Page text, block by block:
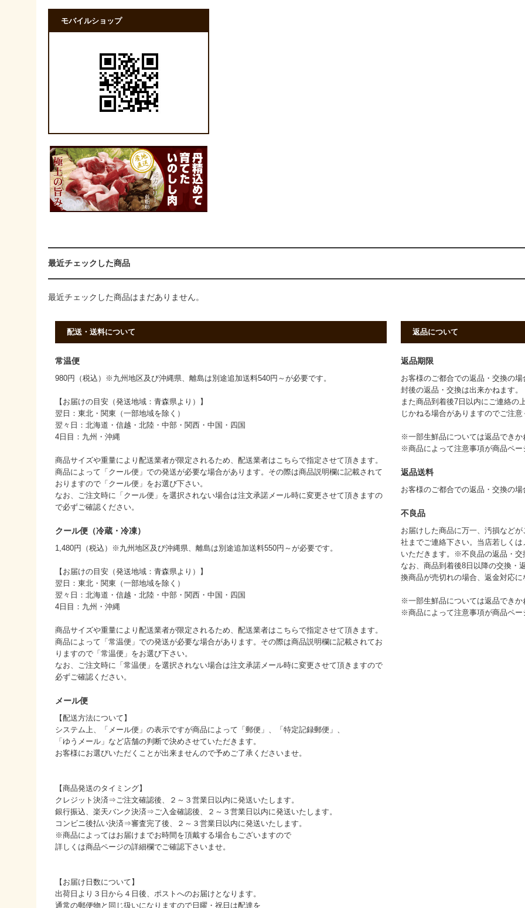
モバイルショップ
最近チェックした商品
最近チェックした商品はまだありません。
配送・送料について
常温便
980円（税込）※九州地区及び沖縄県、離島は別途追加送料540円～が必要です。
【お届けの目安（発送地域：青森県より）】
翌日：東北・関東（一部地域を除く）
翌々日：北海道・信越・北陸・中部・関西・中国・四国
4日目：九州・沖縄
商品サイズや重量により配送業者が限定されるため、配送業者はこちらで指定させて頂きます。
商品によって「クール便」での発送が必要な場合があります。その際は商品説明欄に記載されて
おりますので「クール便」をお選び下さい。
なお、ご注文時に「クール便」を選択されない場合は注文承諾メール時に変更させて頂きますの
で必ずご確認ください。
クール便（冷蔵・冷凍）
1,480円（税込）※九州地区及び沖縄県、離島は別途追加送料550円～が必要です。
【お届けの目安（発送地域：青森県より）】
翌日：東北・関東（一部地域を除く）
翌々日：北海道・信越・北陸・中部・関西・中国・四国
4日目：九州・沖縄
商品サイズや重量により配送業者が限定されるため、配送業者はこちらで指定させて頂きます。
商品によって「常温便」での発送が必要な場合があります。その際は商品説明欄に記載されてお
りますので「常温便」をお選び下さい。
なお、ご注文時に「常温便」を選択されない場合は注文承諾メール時に変更させて頂きますので
必ずご確認ください。
メール便
【配送方法について】
システム上、「メール便」の表示ですが商品によって「郵便」、「特定記録郵便」、
「ゆうメール」など店舗の判断で決めさせていただきます。
お客様にお選びいただくことが出来ませんので予めご了承くださいませ。
【商品発送のタイミング】
クレジット決済⇒ご注文確認後、２～３営業日以内に発送いたします。
銀行振込、楽天バンク決済⇒ご入金確認後、２～３営業日以内に発送いたします。
コンビニ後払い決済⇒審査完了後、２～３営業日以内に発送いたします。
※商品によってはお届けまでお時間を頂戴する場合もございますので
詳しくは商品ページの詳細欄でご確認下さいませ。
【お届け日数について】
出荷日より３日から４日後、ポストへのお届けとなります。
通常の郵便物と同じ扱いになりますので日曜・祝日は配達を
返品について
返品期限
お客様のご都合での返品・交換の
封後の返品・交換は出来かねます。
また商品到着後7日以内にご連絡の
じかねる場合がありますのでご注意
※一部生鮮品については返品できか
※商品によって注意事項が商品ペー
返品送料
お客様のご都合での返品・交換の
不良品
お届けした商品に万一、汚損など
社までご連絡下さい。当店若しく
いただきます。※不良品の返品・交
なお、商品到着後8日以降の交換・
換商品が売切れの場合、返金対応に
※一部生鮮品については返品できか
※商品によって注意事項が商品ペ